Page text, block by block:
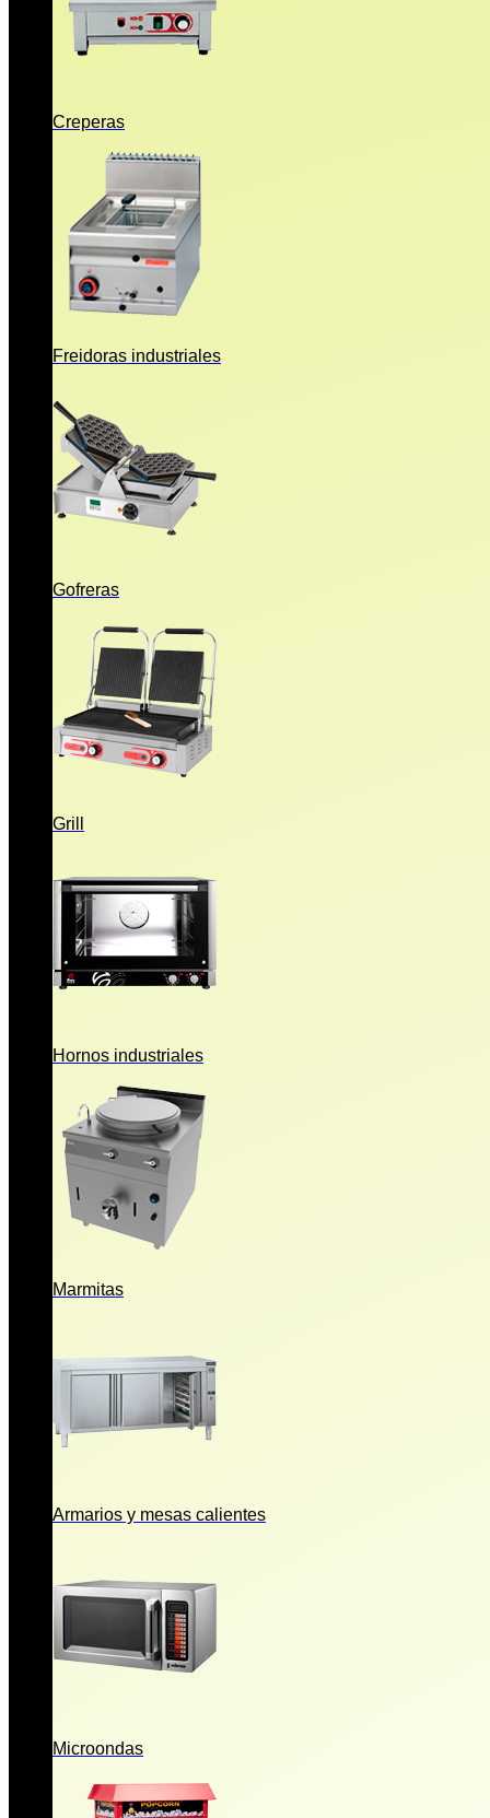
Creperas
Freidoras industriales
Gofreras
Grill
Hornos industriales
Marmitas
Armarios y mesas calientes
Microondas